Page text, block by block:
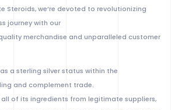
Steroids, we’re devoted to revolutionizing
journey with our
merchandise and unparalleled customer
a sterling silver status within the
and complement trade.
all of its ingredients from legitimate suppliers,